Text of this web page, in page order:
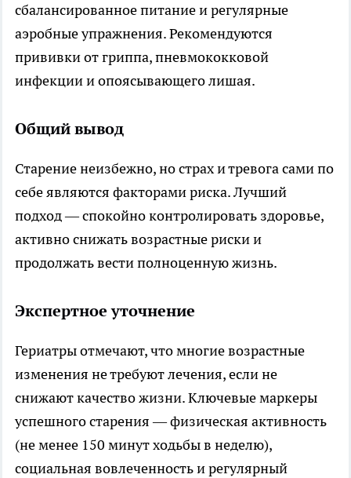
сбалансированное питание и регулярные
аэробные упражнения. Рекомендуются
прививки от гриппа, пневмококковой
инфекции и опоясывающего лишая.
Общий вывод
Старение неизбежно, но страх и тревога сами по
себе являются факторами риска. Лучший
подход — спокойно контролировать здоровье,
активно снижать возрастные риски и
продолжать вести полноценную жизнь.
Экспертное уточнение
Гериатры отмечают, что многие возрастные
изменения не требуют лечения, если не
снижают качество жизни. Ключевые маркеры
успешного старения — физическая активность
(не менее 150 минут ходьбы в неделю),
социальная вовлеченность и регулярный